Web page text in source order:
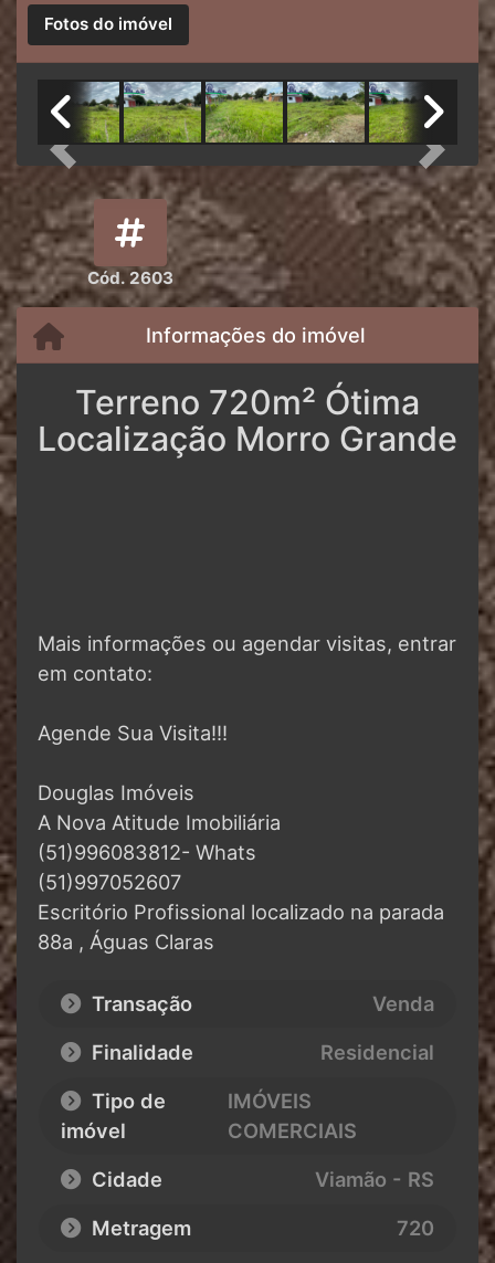
Fotos do imóvel
Previous Next
Cód. 2603
Informações do imóvel
Terreno 720m² Ótima
Localização Morro Grande
Mais informações ou agendar visitas, entrar
em contato:
Agende Sua Visita!!!
Douglas Imóveis
A Nova Atitude Imobiliária
(51)996083812- Whats
(51)997052607
Escritório Profissional localizado na parada
88a , Águas Claras
Transação
Venda
Finalidade
Residencial
Tipo de
imóvel
IMÓVEIS
COMERCIAIS
Cidade
Viamão - RS
Metragem
720